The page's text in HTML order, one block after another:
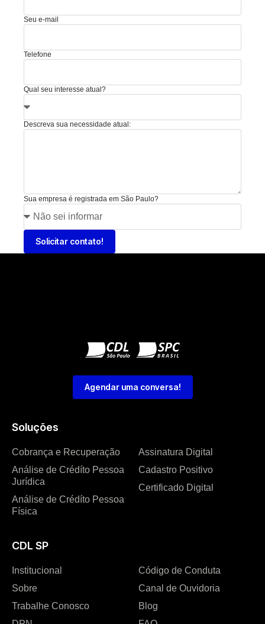
Seu e-mail
Telefone
Qual seu interesse atual?
Descreva sua necessidade atual:
Sua empresa é registrada em São Paulo?
Solicitar contato!
Soluções
Cobrança e Recuperação
Análise de Crédíto Pessoa
Jurídica
Análise de Crédíto Pessoa
Física
Assinatura Digital
Cadastro Positivo
Certificado Digital
CDL SP
Institucional
Sobre
Trabalhe Conosco
Código de Conduta
Canal de Ouvidoria
Blog
Agendar uma conversa!